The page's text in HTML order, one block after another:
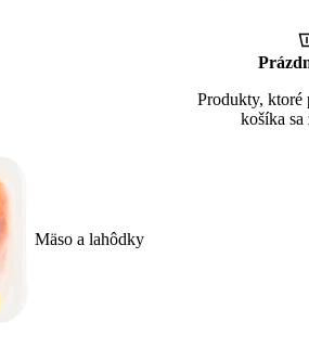
Mäso a lahôdky
Produkty, ktoré
košíka sa